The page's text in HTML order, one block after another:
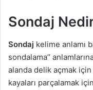
Sondaj
Sondaj kelime anlamı
sondalama’’
alanda delik açmak
kayaları parçalamak